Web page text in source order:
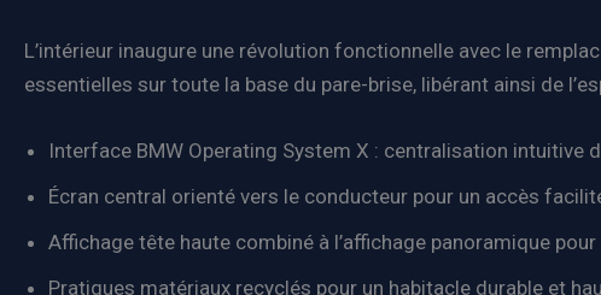
L’intérieur inaugure une révolution fonctionnelle avec le
essentielles sur toute la base du pare-brise, libérant ainsi de
Interface BMW Operating System X : centralisation intuitive
Écran central orienté vers le conducteur pour un accès
Affichage tête haute combiné à l’affichage panoramique
Pratiques matériaux recyclés pour un habitacle durable et